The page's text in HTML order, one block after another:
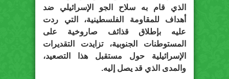
الذي قام به سلاح الجو الإسرائيلي ضد
أهداف للمقاومة الفلسطينية، التي ردت
عليه بإطلاق قذائف صاروخية على
المستوطنات الجنوبية، تزايدت التقديرات
الإسرائيلية حول مستقبل هذا التصعيد،
والمدى الذي قد يصل إليه.